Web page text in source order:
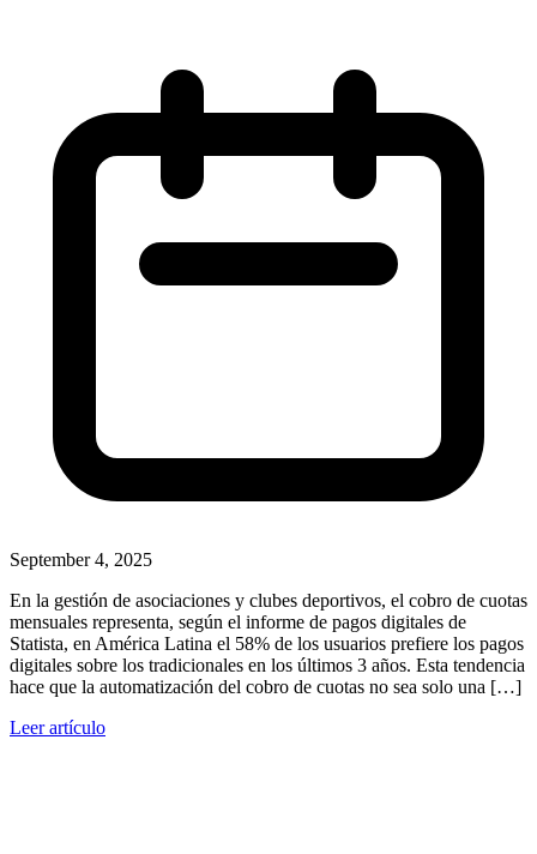
September 4, 2025
En la gestión de asociaciones y clubes deportivos, el cobro de cuotas
mensuales representa, según el informe de pagos digitales de
Statista, en América Latina el 58% de los usuarios prefiere los pagos
digitales sobre los tradicionales en los últimos 3 años. Esta tendencia
hace que la automatización del cobro de cuotas no sea solo una […]
Leer artículo